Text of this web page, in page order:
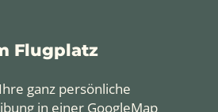
Flugplatz
ganz persönliche
in einer GoogleMap